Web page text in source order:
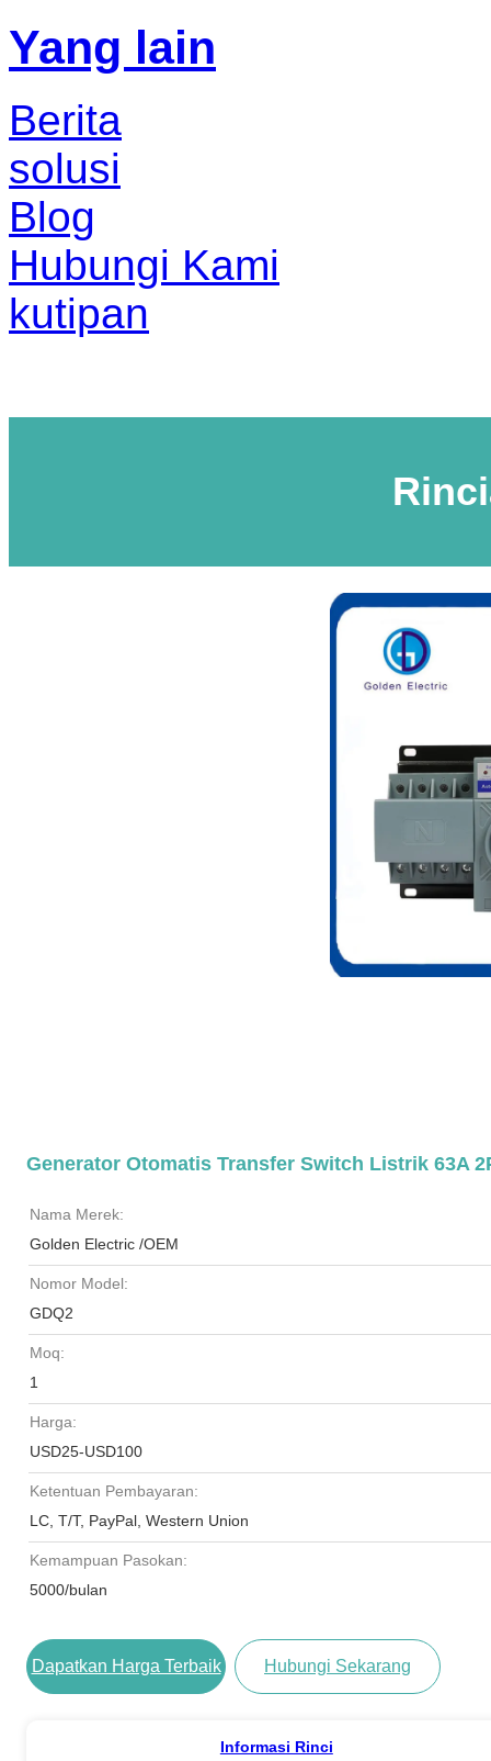
Yang lain
Berita
solusi
Blog
Hubungi Kami
kutipan
Generator Otomatis Transfer Switch Listrik 63A
Nama Merek:
Golden Electric /OEM
Nomor Model:
GDQ2
Moq:
1
Harga:
USD25-USD100
Ketentuan Pembayaran:
LC, T/T, PayPal, Western Union
Kemampuan Pasokan:
5000/bulan
Dapatkan Harga Terbaik Hubungi Sekarang
Informasi Rinci